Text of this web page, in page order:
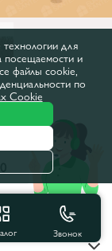
Звонок
для
посещаемости и
файлы cookie,
по
Cookie